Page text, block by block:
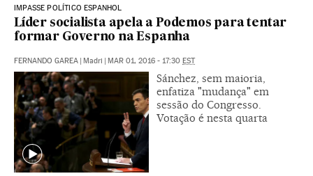
IMPASSE POLÍTICO ESPANHOL
Líder socialista apela a Podemos para tentar
formar Governo na Espanha
FERNANDO GAREA | Madri | MAR 01, 2016 - 17:30 EST
Sánchez, sem maioria,
enfatiza "mudança" em
sessão do Congresso.
Votação é nesta quarta